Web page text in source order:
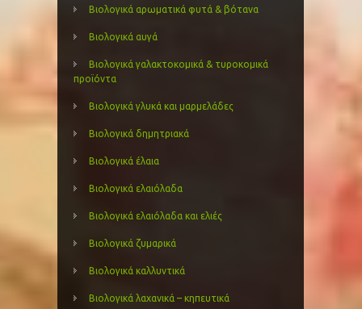
Βιολογικά αρωματικά φυτά & βότανα
Βιολογικά αυγά
Βιολογικά γαλακτοκομικά & τυροκομικά
προϊόντα
Βιολογικά γλυκά και μαρμελάδες
Βιολογικά δημητριακά
Βιολογικά έλαια
Βιολογικά ελαιόλαδα
Βιολογικά ελαιόλαδα και ελιές
Βιολογικά ζυμαρικά
Βιολογικά καλλυντικά
Βιολογικά λαχανικά – κηπευτικά